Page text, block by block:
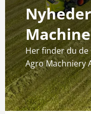
Her finder du de
Agro Machniery
Kampagner
Testresultater
Nyheder